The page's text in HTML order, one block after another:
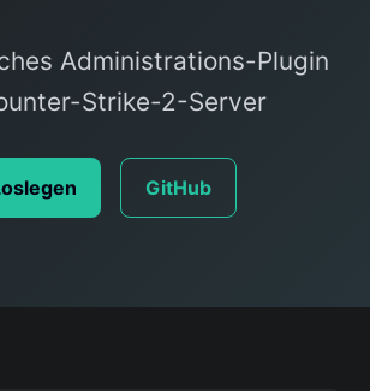
Administrations-Plugin
Strike-2-Server
GitHub